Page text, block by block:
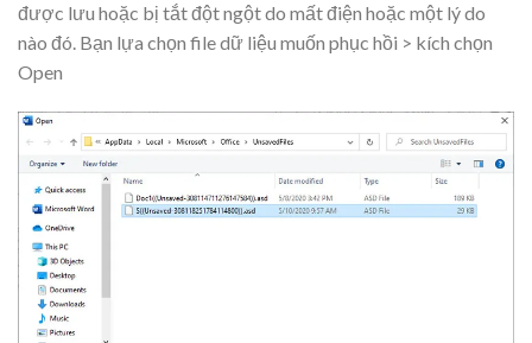
được lưu hoặc bị tắt đột ngột do mất điện hoặc một lý do
nào đó. Bạn lựa chọn file dữ liệu muốn phục hồi > kích chọn
Open